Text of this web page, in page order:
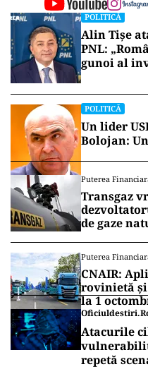
POLITICĂ
Alin Tișe
PNL:
gunoi al
POLITICĂ
Un lider
Bolojan:
Puterea
Transgaz
de gaze
Puterea
CNAIR:
rovinietă și
la 1
Atacurile
repetă